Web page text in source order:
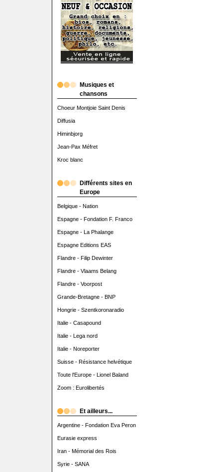
Musiques et
chansons
Choeur Montjoie Saint Denis
Diffusia
Himinbjorg
Jean-Pax Méfret
Kroc blanc
Différents sites en
Europe
Belgique - Nation
Espagne - Fondation F. Franco
Espagne - La Phalange
Espagne Editions EAS
Flandre - Filip Dewinter
Flandre - Vlaams Belang
Flandre - Voorpost
Grande-Bretagne - BNP
Hongrie - Szentkoronaradio
Italie - Casapound
Italie - Lega nord
Italie - Noreporter
Suisse - Résistance helvétique
Toute l'Europe - Lionel Baland
Zoom : Eurolibertés
Et ailleurs...
Argentine - Fondation Eva Peron
Eurasie express
Iran - Mémorial des Rois
Syrie - SANA